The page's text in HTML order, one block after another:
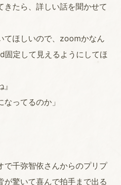
きたら、詳しい話を聞かせて
てほしいので、zoomかなん
固定して見えるようにしてほ
なってるのか」
で千弥智依さんからのプリプ
が驚いて喜んで拍手まで出る